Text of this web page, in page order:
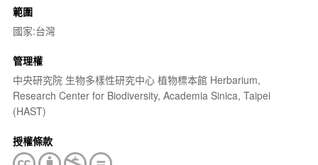
範圍
國家:台灣
管理權
中央研究院 生物多樣性研究中心 植物標本館 Herbarium,
Research Center for Biodiversity, Academia Sinica, Taipei
(HAST)
授權條款